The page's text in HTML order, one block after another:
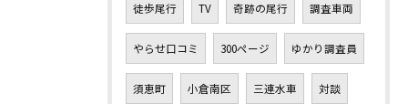
徒歩尾行 TV 奇跡の尾行 調査車両
やらせ口コミ 300ページ ゆかり調査員
須恵町 小倉南区 三連水車 対談